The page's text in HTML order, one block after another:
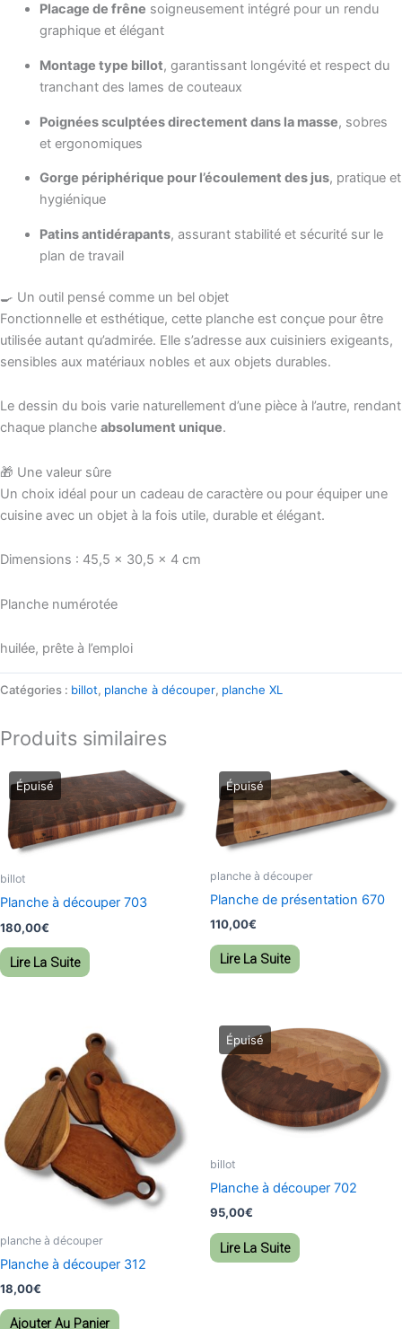
Placage de frêne soigneusement intégré pour un rendu
graphique et élégant
Montage type billot, garantissant longévité et respect du
tranchant des lames de couteaux
Poignées sculptées directement dans la masse, sobres
et ergonomiques
Gorge périphérique pour l’écoulement des jus, pratique et
hygiénique
Patins antidérapants, assurant stabilité et sécurité sur le
plan de travail
🍳 Un outil pensé comme un bel objet
Fonctionnelle et esthétique, cette planche est conçue pour être
utilisée autant qu’admirée. Elle s’adresse aux cuisiniers exigeants,
sensibles aux matériaux nobles et aux objets durables.
Le dessin du bois varie naturellement d’une pièce à l’autre, rendant
chaque planche absolument unique.
🎁 Une valeur sûre
Un choix idéal pour un cadeau de caractère ou pour équiper une
cuisine avec un objet à la fois utile, durable et élégant.
Dimensions : 45,5 x 30,5 x 4 cm
Planche numérotée
huilée, prête à l’emploi
Catégories : billot, planche à découper, planche XL
Produits similaires
billot
Planche à découper 703
180,00€
Lire La Suite
planche à découper
Planche de présentation 670
110,00€
Lire La Suite
planche à découper
Planche à découper 312
18,00€
Ajouter Au Panier
billot
Planche à découper 702
95,00€
Lire La Suite